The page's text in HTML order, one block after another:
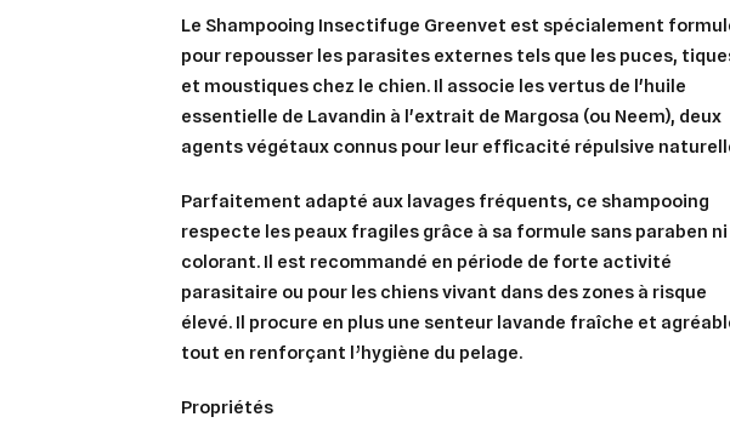
Le Shampooing Insectifuge Greenvet est spécialement
pour repousser les parasites externes tels que les puces,
et moustiques chez le chien. Il associe les vertus de l'huile
essentielle de Lavandin à l'extrait de Margosa (ou Neem), deux
agents végétaux connus pour leur efficacité répulsive
Parfaitement adapté aux lavages fréquents, ce shampooing
respecte les peaux fragiles grâce à sa formule sans paraben ni
colorant. Il est recommandé en période de forte activité
parasitaire ou pour les chiens vivant dans des zones à risque
élevé. Il procure en plus une senteur lavande fraîche et
tout en renforçant l’hygiène du pelage.
propriétés